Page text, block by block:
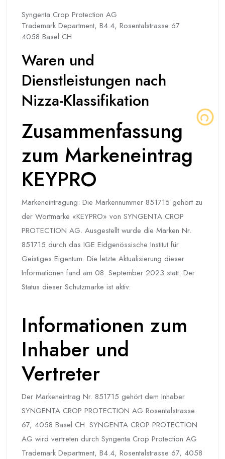
Syngenta Crop Protection AG
Trademark Department, B4.4, Rosentalstrasse 67
4058 Basel CH
Waren und
Dienstleistungen nach
Nizza-Klassifikation
Zusammenfassung
zum Markeneintrag
KEYPRO
Markeneintragung: Die Markennummer 851715 gehört zu
der Wortmarke «KEYPRO» von SYNGENTA CROP
PROTECTION AG. Ausgestellt wurde die Marken Nr.
851715 durch das IGE Eidgenössische Institut für
Geistiges Eigentum. Die letzte Aktualisierung dieser
Informationen fand am 08. September 2023 statt. Der
Status dieser Schutzmarke ist aktiv.
Informationen zum
Inhaber und
Vertreter
Der Markeneintrag Nr. 851715 gehört dem Inhaber
SYNGENTA CROP PROTECTION AG Rosentalstrasse
67, 4058 Basel CH. SYNGENTA CROP PROTECTION
AG wird vertreten durch Syngenta Crop Protection AG
Trademark Department, B4.4, Rosentalstrasse 67, 4058